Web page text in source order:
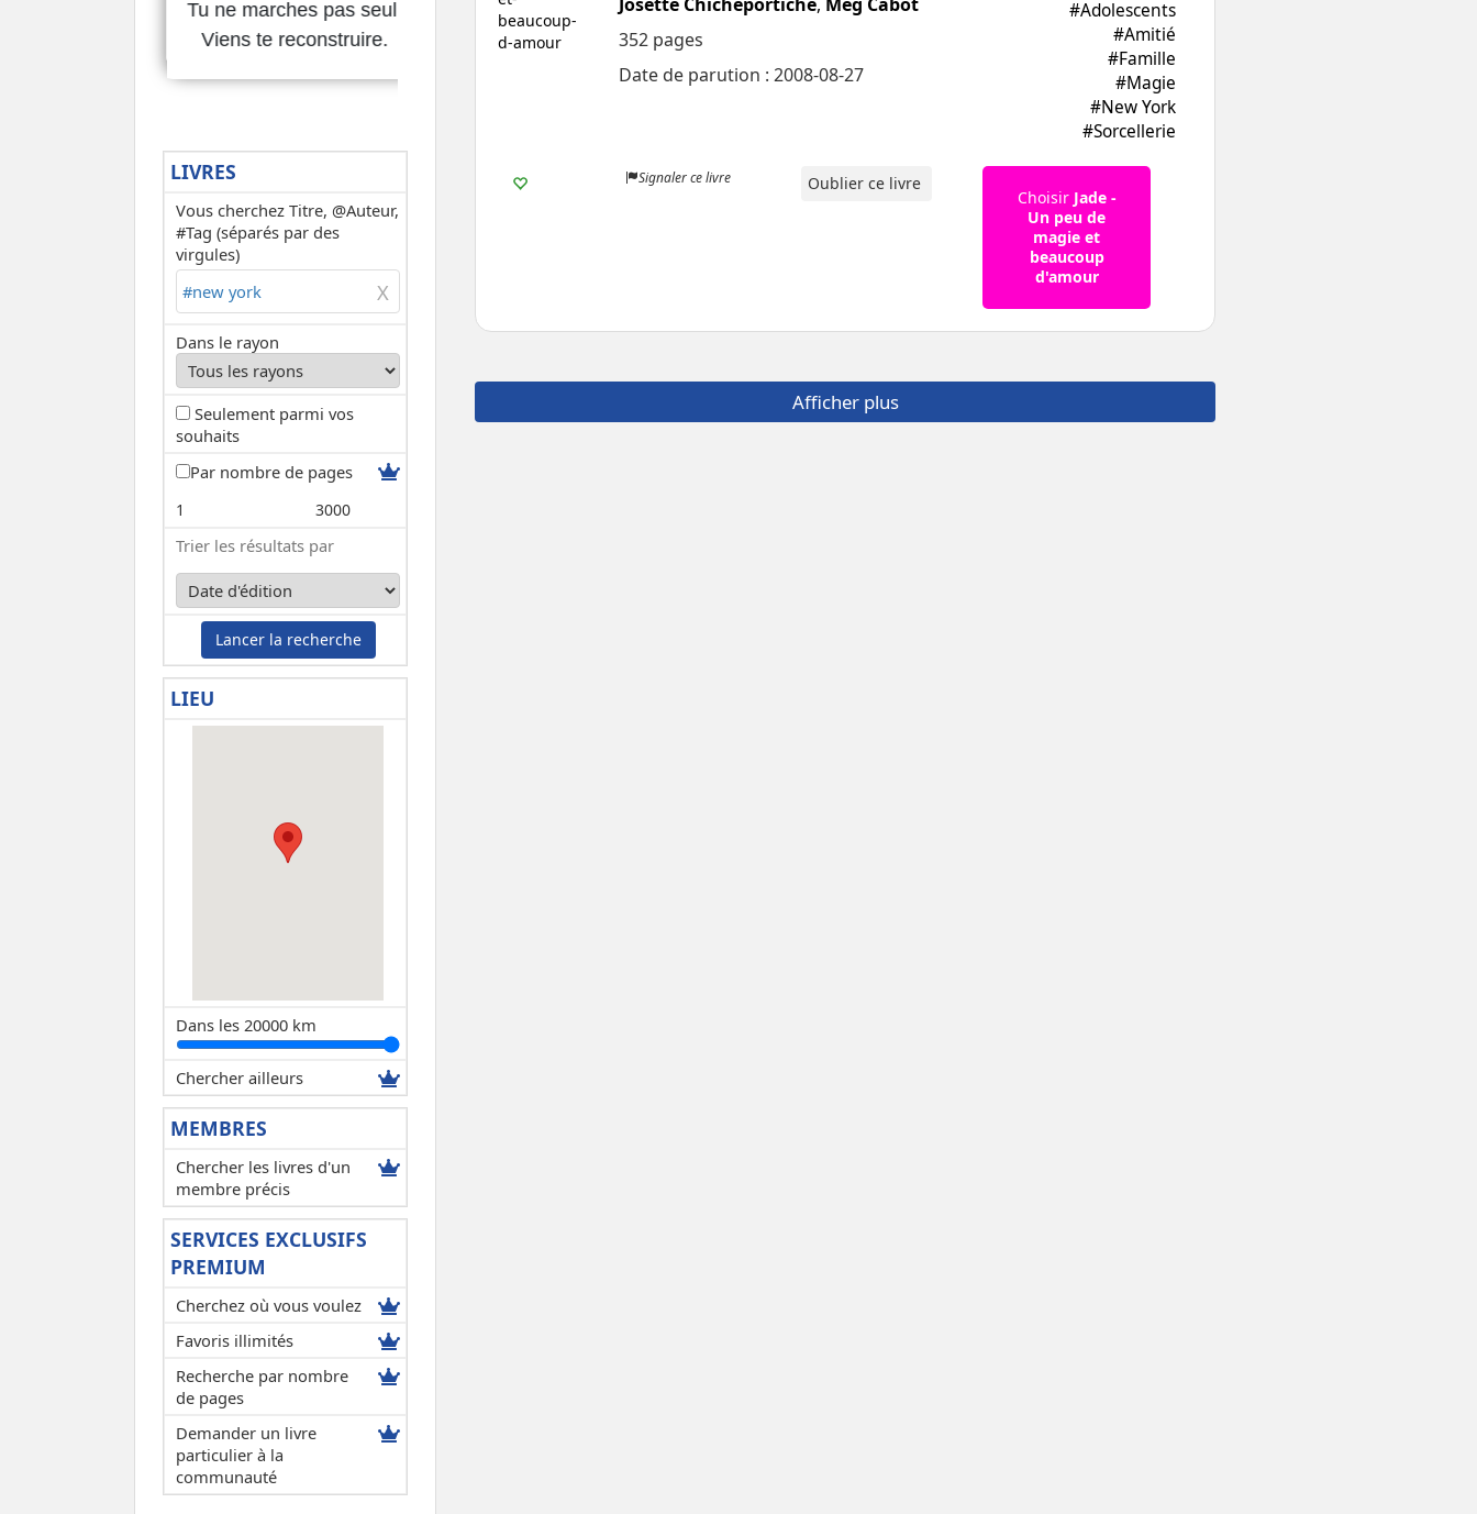
LIVRES
Vous cherchez Titre, @Auteur,
#Tag (séparés par des
virgules)
Dans le rayon
Seulement parmi vos
souhaits
Par nombre de pages
1 3000
Trier les résultats par
Lancer la recherche
LIEU
Dans les 20000 km
Chercher ailleurs
MEMBRES
Chercher les livres d'un
membre précis
SERVICES EXCLUSIFS
PREMIUM
Cherchez où vous voulez
Favoris illimités
Recherche par nombre
de pages
Demander un livre
particulier à la
communauté
352 pages
Date de parution : 2008-08-27
#Adolescents
#Amitié
#Famille
#Magie
#New York
#Sorcellerie
Signaler ce livre Oublier ce livre
Choisir Jade -
Un peu de
magie et
beaucoup
d'amour
Afficher plus